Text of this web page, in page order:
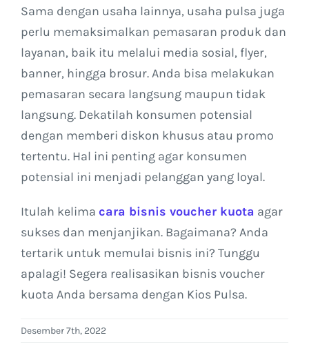
Sama dengan usaha lainnya, usaha pulsa juga
perlu memaksimalkan pemasaran produk dan
layanan, baik itu melalui media sosial, flyer,
banner, hingga brosur. Anda bisa melakukan
pemasaran secara langsung maupun tidak
langsung. Dekatilah konsumen potensial
dengan memberi diskon khusus atau promo
tertentu. Hal ini penting agar konsumen
potensial ini menjadi pelanggan yang loyal.
Itulah kelima cara bisnis voucher kuota agar
sukses dan menjanjikan. Bagaimana? Anda
tertarik untuk memulai bisnis ini? Tunggu
apalagi! Segera realisasikan bisnis voucher
kuota Anda bersama dengan Kios Pulsa.
Desember 7th, 2022